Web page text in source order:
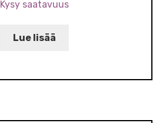
Kysy saatavuus
Lue lisää